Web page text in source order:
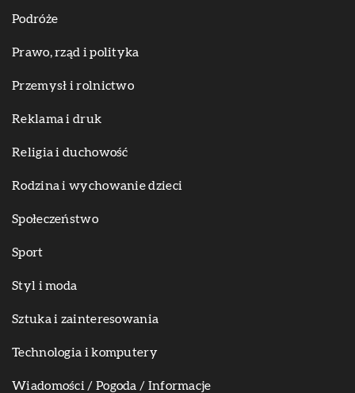
Podróże
Prawo, rząd i polityka
Przemysł i rolnictwo
Reklama i druk
Religia i duchowość
Rodzina i wychowanie dzieci
Społeczeństwo
Sport
Styl i moda
Sztuka i zainteresowania
Technologia i komputery
Wiadomości / Pogoda / Informacje